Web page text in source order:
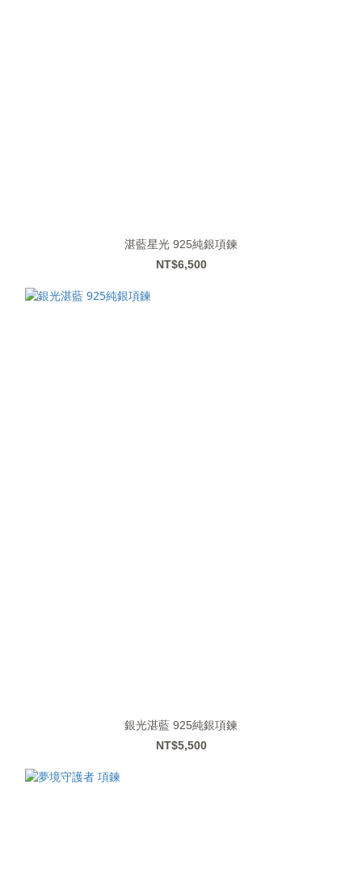
湛藍星光 925純銀項鍊
NT$6,500
銀光湛藍 925純銀項鍊
NT$5,500